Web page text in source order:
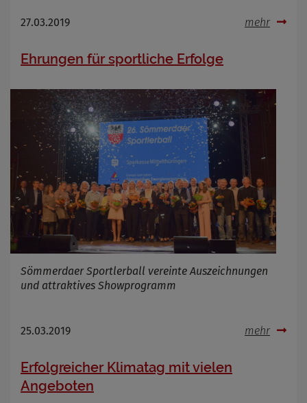
27.03.2019 mehr
Ehrungen für sportliche Erfolge
Sömmerdaer Sportlerball vereinte Auszeichnungen
und attraktives Showprogramm
25.03.2019 mehr
Erfolgreicher Klimatag mit vielen
Angeboten